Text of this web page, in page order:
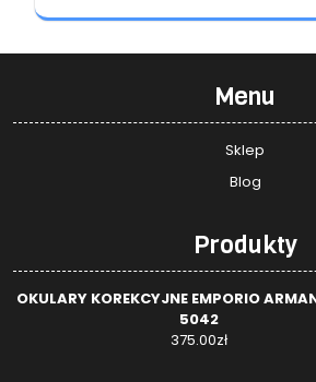
Menu
Sklep
Blog
Produkty
OKULARY KOREKCYJNE EMPORIO
5042
375.00zł